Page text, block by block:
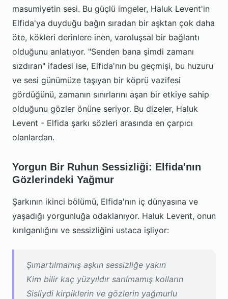
masumiyetin sesi. Bu güçlü imgeler, Haluk Levent'in
Elfida'ya duyduğu bağın sıradan bir aşktan çok daha
öte, kökleri derinlere inen, varoluşsal bir bağlantı
olduğunu anlatıyor. "Senden bana şimdi zamanı
sızdıran" ifadesi ise, Elfida'nın bu geçmişi, bu huzuru
ve sesi günümüze taşıyan bir köprü vazifesi
gördüğünü, zamanın sınırlarını aşan bir etkiye sahip
olduğunu gözler önüne seriyor. Bu dizeler, Haluk
Levent - Elfida şarkı sözleri arasında en çarpıcı
olanlardan.
Yorgun Bir Ruhun Sessizliği: Elfida'nın
Gözlerindeki Yağmur
Şarkının ikinci bölümü, Elfida'nın iç dünyasına ve
yaşadığı yorgunluğa odaklanıyor. Haluk Levent, onun
kırılganlığını ve sessizliğini ustaca işliyor:
Şımartılmamış aşkın sessizliğe yakın
Kim bilir kaç yüzyıldır sarılmamış kolların
Sisliydi kirpiklerin ve gözlerin yağmurlu